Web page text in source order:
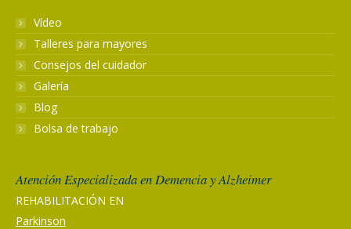
Vídeo
Talleres para mayores
Consejos del cuidador
Galería
Blog
Bolsa de trabajo
Atención Especializada en Demencia y Alzheimer
REHABILITACIÓN EN
Parkinson